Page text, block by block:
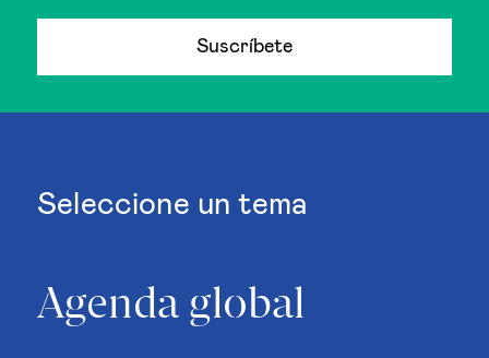
Suscríbete
Seleccione un tema
Agenda global